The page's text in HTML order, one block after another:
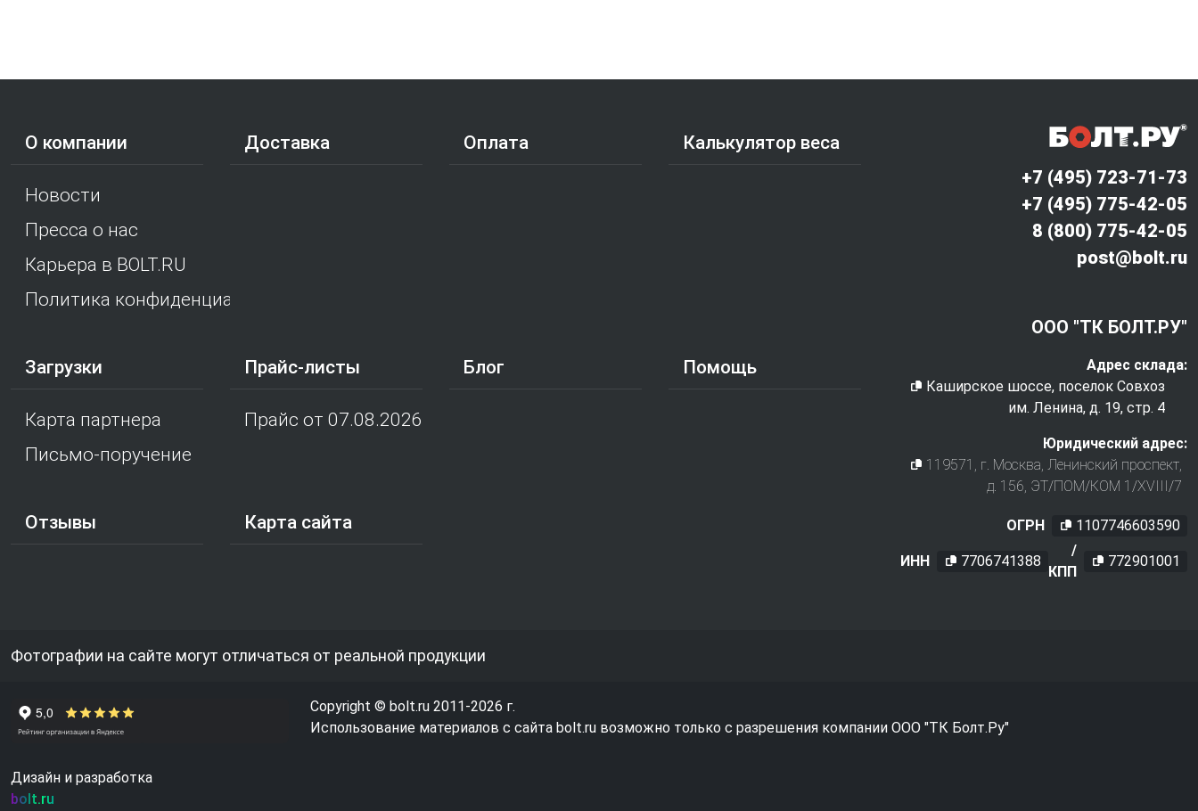
О компании
Новости
Пресса о нас
Карьера в BOLT.RU
Политика конфиденциальности
Доставка Оплата Калькулятор веса
Загрузки
Карта партнера
Письмо-поручение
Прайс-листы
Прайс от 07.08.2026
Блог Помощь
Отзывы Карта сайта
+7 (495) 723-71-73
+7 (495) 775-42-05
8 (800) 775-42-05
post@bolt.ru
ООО "ТК БОЛТ.РУ"
Адрес склада:
Каширское шоссе, поселок Совхоз
им. Ленина, д. 19, стр. 4
Юридический адрес:
119571 , г. Москва, Ленинский проспект,
д. 156, ЭТ/ПОМ/КОМ 1/XVIII/7
ОГРН 1107746603590
ИНН 7706741388
/
КПП
772901001
Фотографии на сайте могут отличаться от реальной продукции
Copyright © bolt.ru 2011-2026 г.
Использование материалов с сайта bolt.ru возможно только с разрешения компании ООО "ТК Болт.Ру"
Дизайн и разработка
bolt.ru